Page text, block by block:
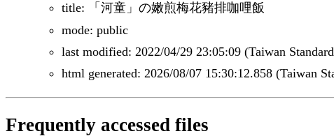
title: 「河童」の嫩煎梅花豬排咖哩飯
mode: public
last modified: 2022/04/29 23:05:09 (Taiwan
html generated: 2026/08/07 15:30:12.858 (Taiwan
Frequently accessed files